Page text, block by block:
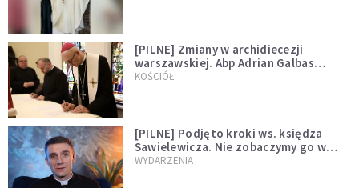
[PILNE] Zmiany w archidiecezji
warszawskiej. Abp Adrian Galbas
wręczył dekrety nowym proboszczom
KOŚCIÓŁ
[PILNE] Podjęto kroki ws. księdza
Sawielewicza. Nie zobaczymy go w
mediach
WYDARZENIA